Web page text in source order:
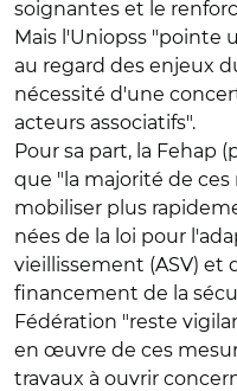
soignantes et le
Mais l'Uniopss "pointe
au regard des enjeux
nécessité d'une
acteurs associatifs".
Pour sa part, la Fehap
que "la majorité de
mobiliser plus
nées de la loi pour
vieillissement (ASV) et
financement de la
Fédération "reste
en œuvre de ces
travaux à ouvrir